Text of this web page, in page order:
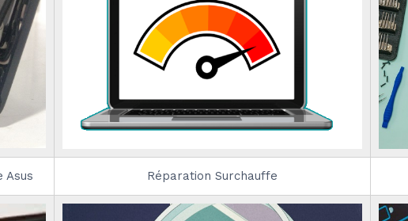
Asus Réparation Surchauffe